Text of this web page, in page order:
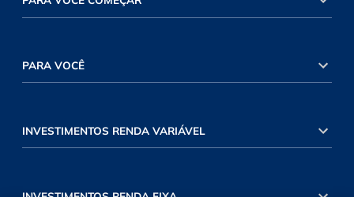
PARA VOCÊ
INVESTIMENTOS RENDA VARIÁVEL